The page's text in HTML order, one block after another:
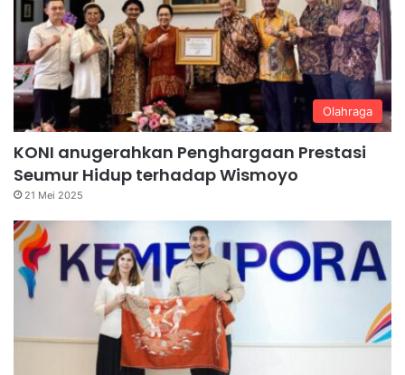
Olahraga
KONI anugerahkan Penghargaan Prestasi
Seumur Hidup terhadap Wismoyo
21 Mei 2025